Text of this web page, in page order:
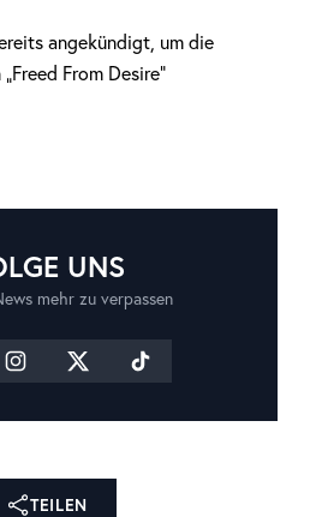
angekündigt, um die
From Desire“
UNS
mehr zu verpassen
TEILEN